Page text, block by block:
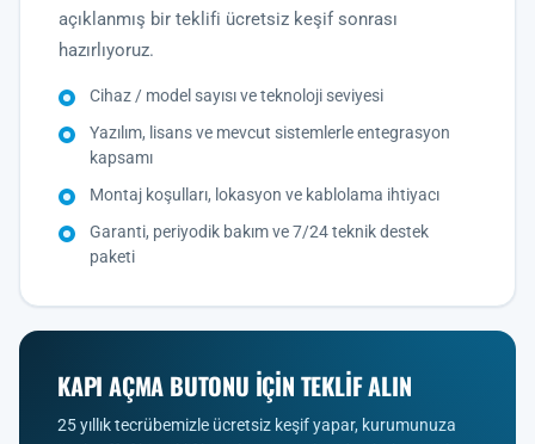
açıklanmış bir teklifi ücretsiz keşif sonrası
hazırlıyoruz.
Cihaz / model sayısı ve teknoloji seviyesi
Yazılım, lisans ve mevcut sistemlerle entegrasyon
kapsamı
Montaj koşulları, lokasyon ve kablolama ihtiyacı
Garanti, periyodik bakım ve 7/24 teknik destek
paketi
KAPI AÇMA BUTONU IÇIN TEKLIF ALIN
25 yıllık tecrübemizle ücretsiz keşif yapar, kurumunuza